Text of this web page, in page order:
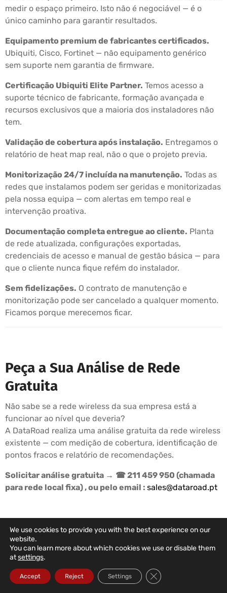
medir o espaço primeiro. Isto não é negociável — é o
único caminho para garantir resultados.
Equipamento premium de fabricantes certificados.
Ubiquiti, Cisco, Fortinet — não equipamento genérico
sem suporte nem garantia de firmware.
Certificação Ubiquiti Elite Partner. Temos acesso a
suporte técnico de fabricante, formação avançada e
recursos exclusivos que a maioria dos instaladores não
tem.
Validação de cobertura após instalação. Entregamos o
relatório de heat map real, não o que o projeto previa.
Monitorização 24/7 incluída na manutenção. Todas as
redes que instalamos podem ser geridas e monitorizadas
pela nossa equipa — com alertas em tempo real e
intervenção proativa.
Documentação completa entregue ao cliente. Planta
de rede atualizada, configurações exportadas,
credenciais de acesso e manual de gestão básica — para
que o cliente nunca fique refém do instalador.
Sem fidelizações. O contrato de manutenção e
monitorização pode ser cancelado a qualquer momento.
Ficamos porque merecemos ficar.
Peça a Sua Análise de Rede
Gratuita
Não sabe se a rede wireless da sua empresa está a
funcionar ao nível que deveria?
A DataRoad realiza uma análise gratuita da rede wireless
existente — com medição de cobertura, identificação de
pontos fracos e relatório de recomendações.
Solicitar análise gratuita → ☎ 211 459 950 (chamada
para rede local fixa) , ou pelo email : sales@dataroad.pt
DATAROAD SUPPORT PLANS
Your Company's IT
In The Right Hands
We use cookies to provide you with the best experience on our
website.
You can learn more about which cookies we use or disable them
atsettings.
Accept Reject Settings Close GDPR Cookie